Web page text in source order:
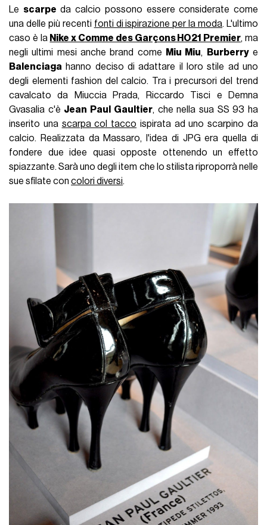
Le scarpe da calcio possono essere considerate come
una delle più recenti fonti di ispirazione per la moda. L'ultimo
caso è la Nike x Comme des Garçons HO21 Premier, ma
negli ultimi mesi anche brand come
Miu Miu, Burberrye
Balenciaga hanno deciso di adattare il loro stile ad uno
degli elementi fashion del calcio. Tra i precursori del trend
cavalcato da Miuccia Prada, Riccardo Tisci e Demna
Gvasalia c'è Jean Paul Gaultier, che nella sua SS 93 ha
inserito una scarpa col tacco ispirata ad uno scarpino da
calcio. Realizzata da Massaro, l'idea di JPG era quella di
fondere due idee quasi opposte ottenendo un effetto
spiazzante. Sarà uno degli item che lo stilista riproporrà nelle
sue sfilate concolori diversi.